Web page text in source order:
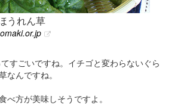
うれん草
すごいですね。イチゴと変わらないぐら
なんですね。
べ方が美味しそうですよ。